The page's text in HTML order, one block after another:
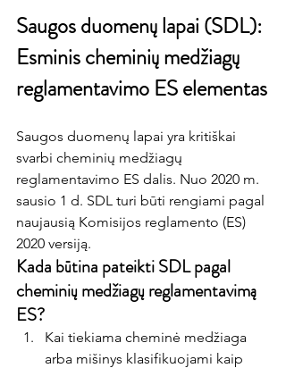
Saugos duomenų lapai (SDL):
Esminis cheminių medžiagų
reglamentavimo ES elementas
Saugos duomenų lapai yra kritiškai
svarbi cheminių medžiagų
reglamentavimo ES dalis. Nuo 2020 m.
sausio 1 d. SDL turi būti rengiami pagal
naujausią Komisijos reglamento (ES)
2020 versiją.
Kada būtina pateikti SDL pagal
cheminių medžiagų reglamentavimą
ES?
Kai tiekiama cheminė medžiaga
arba mišinys klasifikuojami kaip